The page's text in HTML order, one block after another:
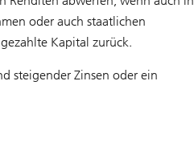
oder auch staatlichen
Kapital zurück.
steigender Zinsen oder ein